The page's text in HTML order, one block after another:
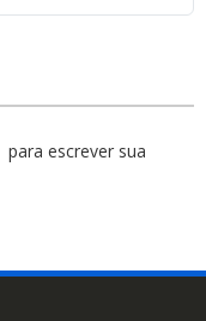
para escrever sua